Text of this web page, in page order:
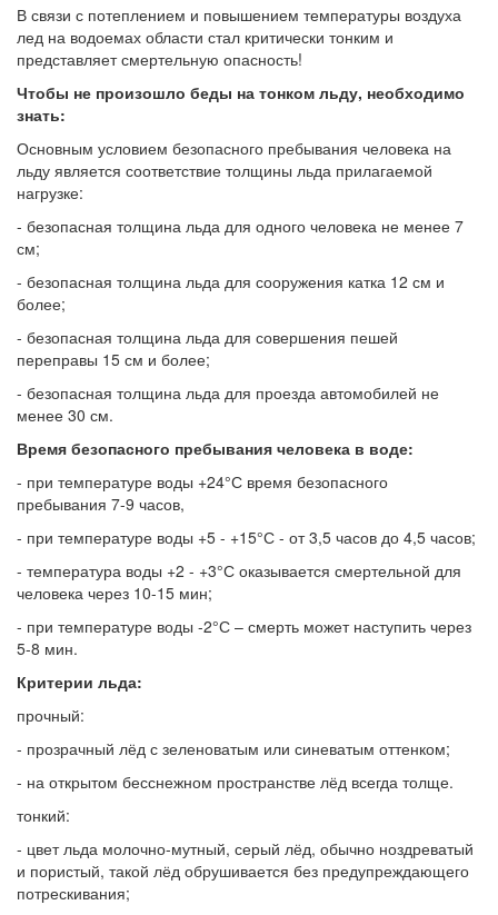
В связи с потеплением и повышением температуры воздуха
лед на водоемах области стал критически тонким и
представляет смертельную опасность!
Чтобы не произошло беды на тонком льду, необходимо
знать:
Основным условием безопасного пребывания человека на
льду является соответствие толщины льда прилагаемой
нагрузке:
- безопасная толщина льда для одного человека не менее 7
см;
- безопасная толщина льда для сооружения катка 12 см и
более;
- безопасная толщина льда для совершения пешей
переправы 15 см и более;
- безопасная толщина льда для проезда автомобилей не
менее 30 см.
Время безопасного пребывания человека в воде:
- при температуре воды +24°С время безопасного
пребывания 7-9 часов,
- при температуре воды +5 - +15°С - от 3,5 часов до 4,5 часов;
- температура воды +2 - +3°С оказывается смертельной для
человека через 10-15 мин;
- при температуре воды -2°С – смерть может наступить через
5-8 мин.
Критерии льда:
прочный:
- прозрачный лёд с зеленоватым или синеватым оттенком;
- на открытом бесснежном пространстве лёд всегда толще.
тонкий:
- цвет льда молочно-мутный, серый лёд, обычно ноздреватый
и пористый, такой лёд обрушивается без предупреждающего
потрескивания;